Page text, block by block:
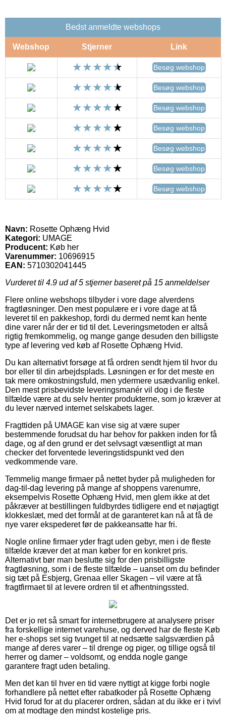
Bedst anmeldte webshops
Webshop Stjerner Link
Besøg webshop
Besøg webshop
Besøg webshop
Besøg webshop
Besøg webshop
Besøg webshop
Besøg webshop
Navn: Rosette Ophæng Hvid
Kategori: UMAGE
Producent: Køb her
Varenummer: 10696915
EAN: 5710302041445
Vurderet til 4.9 ud af 5 stjerner baseret på 15 anmeldelser
Flere online webshops tilbyder i vore dage alverdens
fragtløsninger. Den mest populære er i vore dage at få
leveret til en pakkeshop, fordi du dermed nemt kan hente
dine varer når der er tid til det. Leveringsmetoden er altså
rigtig fremkommelig, og mange gange desuden den billigste
type af levering ved køb af Rosette Ophæng Hvid.
Du kan alternativt forsøge at få ordren sendt hjem til hvor du
bor eller til din arbejdsplads. Løsningen er for det meste en
tak mere omkostningsfuld, men ydermere usædvanlig enkel.
Den mest prisbevidste leveringsmanér vil dog i de fleste
tilfælde være at du selv henter produkterne, som jo kræver at
du lever nærved internet selskabets lager.
Fragttiden på UMAGE kan vise sig at være super
bestemmende forudsat du har behov for pakken inden for få
dage, og af den grund er det selvsagt væsentligt at man
checker det forventede leveringstidspunkt ved den
vedkommende vare.
Temmelig mange firmaer på nettet byder på muligheden for
dag-til-dag levering på mange af shoppens varenumre,
eksempelvis Rosette Ophæng Hvid, men glem ikke at det
påkræver at bestillingen fuldbyrdes tidligere end et nøjagtigt
klokkeslæt, med det formål at de garanteret kan nå at få de
nye varer ekspederet før de pakkeansatte har fri.
Nogle online firmaer yder fragt uden gebyr, men i de fleste
tilfælde kræver det at man køber for en konkret pris.
Alternativt bør man beslutte sig for den prisbilligste
fragtløsning, som i de fleste tilfælde – uanset om du befinder
sig tæt på Esbjerg, Grenaa eller Skagen – vil være at få
fragtfirmaet til at levere ordren til et afhentningssted.
Det er jo ret så smart for internetbrugere at analysere priser
fra forskellige internet varehuse, og derved har de fleste Køb
her e-shops set sig tvunget til at nedsætte salgsværdien på
mange af deres varer – til drenge og piger, og tillige også til
herrer og damer – voldsomt, og endda nogle gange
garantere fragt uden betaling.
Men det kan til hver en tid være nyttigt at kigge forbi nogle
forhandlere på nettet efter rabatkoder på Rosette Ophæng
Hvid forud for at du placerer ordren, sådan at du ikke er i tvivl
om at modtage den mindst kostelige pris.